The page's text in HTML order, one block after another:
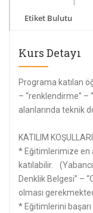
Etiket Bulutu
Kurs Detayı
Programa katılan
– “renklendirme” –
alanlarında teknik
KATILIM
* Eğitimlerimize en
katılabilir.
Denklik Belgesi” –
olması
* Eğitimlerini